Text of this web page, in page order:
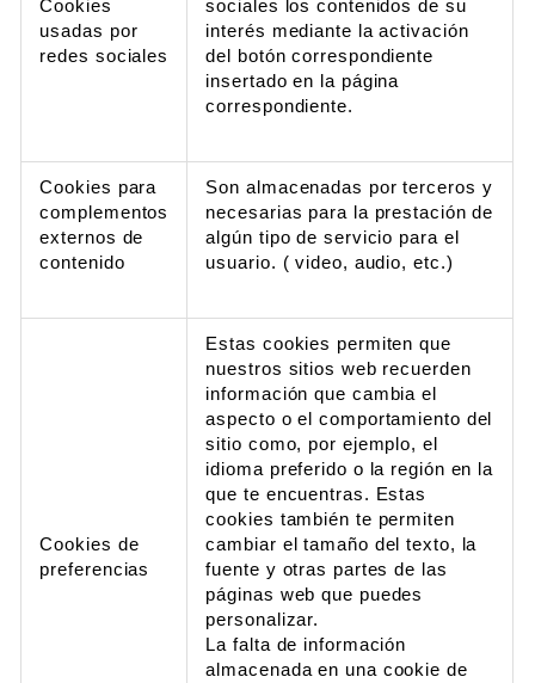
Cookies
usadas por
redes sociales
sociales los contenidos de su
interés mediante la activación
del botón correspondiente
insertado en la página
correspondiente.
Cookies para
complementos
externos de
contenido
Son almacenadas por terceros y
necesarias para la prestación de
algún tipo de servicio para el
usuario. ( video, audio, etc.)
Cookies de
preferencias
Estas cookies permiten que
nuestros sitios web recuerden
información que cambia el
aspecto o el comportamiento del
sitio como, por ejemplo, el
idioma preferido o la región en la
que te encuentras. Estas
cookies también te permiten
cambiar el tamaño del texto, la
fuente y otras partes de las
páginas web que puedes
personalizar.
La falta de información
almacenada en una cookie de